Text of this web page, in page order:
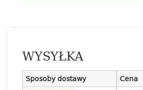
WYSYŁKA
Sposoby dostawy Cena